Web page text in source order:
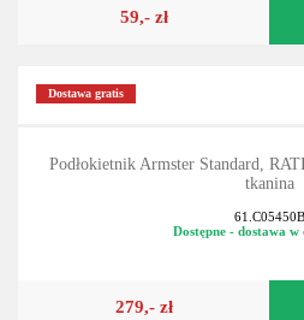
59,- zł
Dostawa gratis
Podłokietnik Armster Standard,
tkanina
61.C05450B
Dostępne - dostawa w
279,- zł